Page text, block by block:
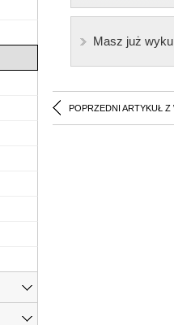
Masz już
POPRZEDNI ARTYKUŁ Z